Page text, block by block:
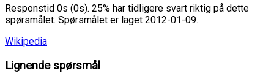
Responstid 0s (0s). 25% har tidligere svart riktig på dette
spørsmålet. Spørsmålet er laget 2012-01-09.
Wikipedia
Lignende spørsmål